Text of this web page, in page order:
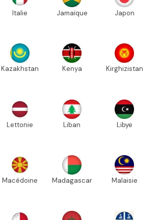
Italie Jamaïque Japon
Kazakhstan Kenya Kirghizistan
Lettonie Liban Libye
Macédoine Madagascar Malaisie